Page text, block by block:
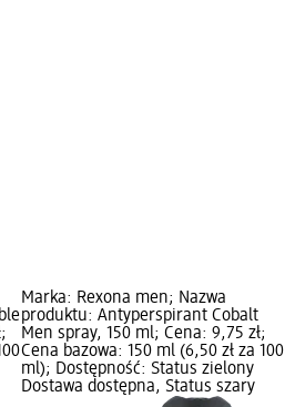
Marka: Rexona men; Nazwa
produktu: Antyperspirant Cobalt
Men spray, 150 ml; Cena: 9,75 zł;
Cena bazowa: 150 ml (6,50 zł za 100
ml); Dostępność: Status zielony
Dostawa dostępna, Status szary